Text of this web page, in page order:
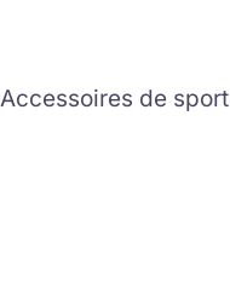
Accessoires de sport